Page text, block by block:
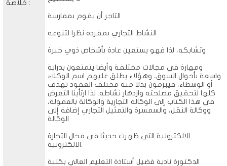
خلاصة :
التاجر أن يقوم بممارسة
النشاط التجاري بمفرده نظرا لتنوعه
وتشابكه، لذا فهو يستعين عادة بأشخاص ذوي خبرة
ومهارة في مجالات مختلفة وأيضا يتمتعون بدراية
واسعة بأحوال السوق، وهؤلاء يطلق عليهم اسم الوكلاء
أو الوسطاء، فيبرمون بدلا منه مختلف العقود تهدف
كلها لتحقيق مصلحته وازدهار نشاطه. لذا ارتأينا التعرض
في هذا الكتاب إلى الوكالة التجارية والوكالة بالعمولة،
ووكالة النقل، والسمسرة والتمثيل التجاري إضافة إلى
الوكالة
الالكترونية التي ظهرت حديثا في مجال التجارة
الالكترونية.
الدكتورة نادية فضيل أستاذة التعليم العالي بكلية